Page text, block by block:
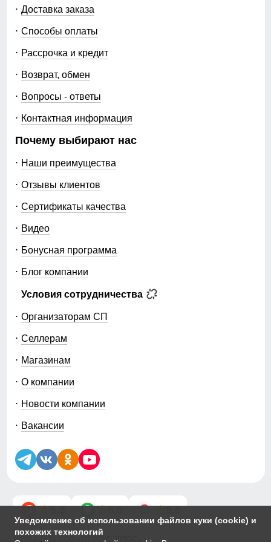
Уведомление об использовании файлов куки (cookie) и
похожих технологий
Доставка заказа
Способы оплаты
Рассрочка и кредит
Возврат, обмен
Вопросы - ответы
Контактная информация
Почему выбирают нас
Наши преимущества
Отзывы клиентов
Сертификаты качества
Видео
Бонусная программа
Блог компании
Условия сотрудничества
Организаторам СП
Селлерам
Магазинам
О компании
Новости компании
Вакансии
5.0 5.0 5.0
© 2014-2026 ООО «МТФОРС ПЛЮС»